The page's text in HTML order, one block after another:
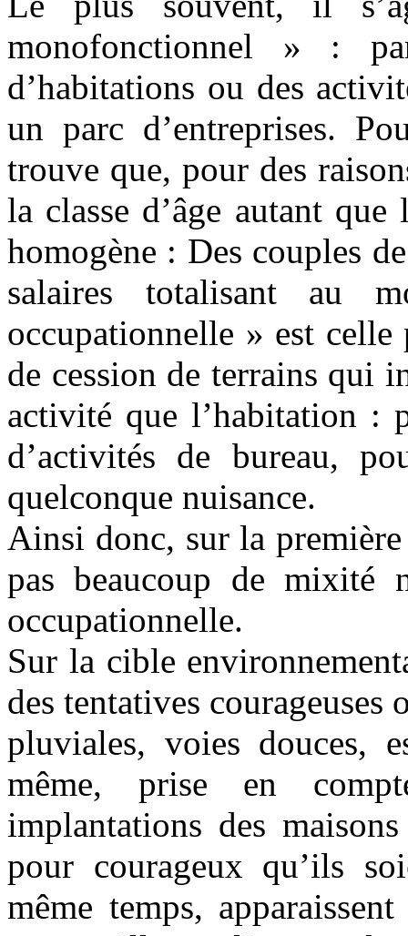
monofonctionnel » :
d’habitations ou des
un parc d’entreprises.
trouve que, pour des
la classe d’âge autant
homogène : Des couples
salaires totalisant au
occupationnelle » est celle
de cession de terrains qui
activité que l’habitation :
d’activités de bureau,
quelconque nuisance.
Ainsi donc, sur la
pas beaucoup de mixité
occupationnelle.
Sur la cible
des tentatives courageuses
pluviales, voies douces,
même, prise en
implantations des
pour courageux qu’ils
même temps,